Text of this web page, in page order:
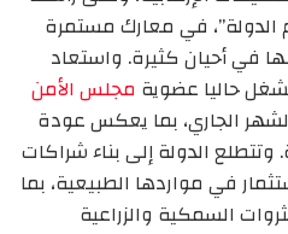
الدولة”، في معارك مستمرة
في أحيان كثيرة. واستعاد
حاليا عضوية مجلس الأمن
الجاري، بما يعكس عودة
الدولة إلى بناء شراكات
في مواردها الطبيعية، بما
السمكية والزراعية